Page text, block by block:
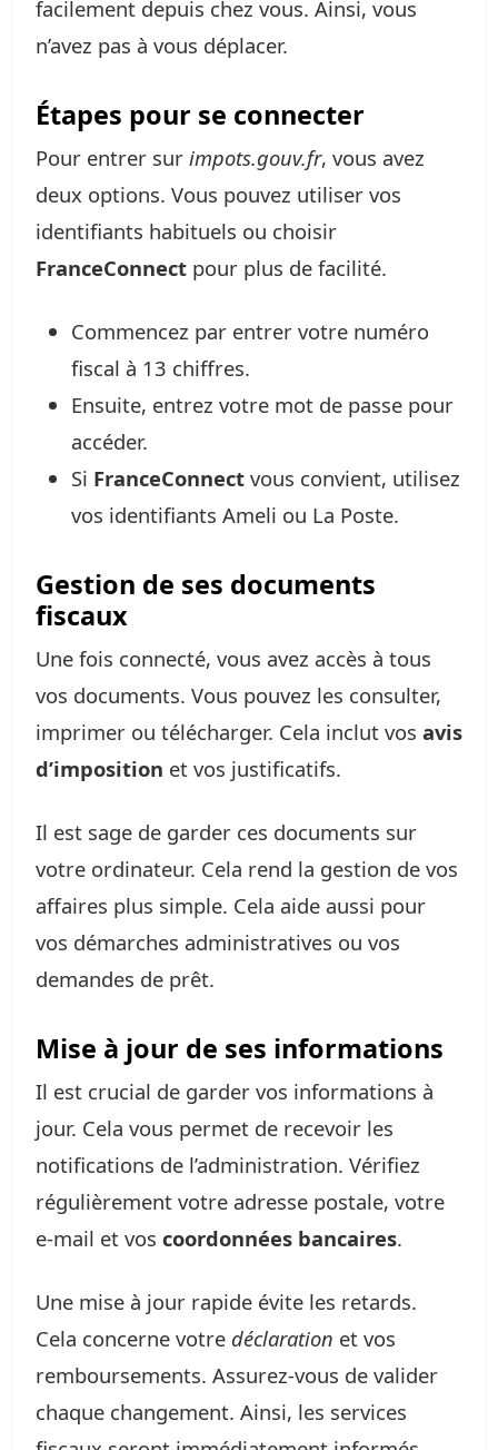
facilement depuis chez vous. Ainsi, vous
n’avez pas à vous déplacer.
Étapes pour se connecter
Pour entrer sur impots.gouv.fr, vous avez
deux options. Vous pouvez utiliser vos
identifiants habituels ou choisir
FranceConnect pour plus de facilité.
Commencez par entrer votre numéro
fiscal à 13 chiffres.
Ensuite, entrez votre mot de passe pour
accéder.
Si FranceConnect vous convient, utilisez
vos identifiants Ameli ou La Poste.
Gestion de ses documents
fiscaux
Une fois connecté, vous avez accès à tous
vos documents. Vous pouvez les consulter,
imprimer ou télécharger. Cela inclut vos avis
d’imposition et vos justificatifs.
Il est sage de garder ces documents sur
votre ordinateur. Cela rend la gestion de vos
affaires plus simple. Cela aide aussi pour
vos démarches administratives ou vos
demandes de prêt.
Mise à jour de ses informations
Il est crucial de garder vos informations à
jour. Cela vous permet de recevoir les
notifications de l’administration. Vérifiez
régulièrement votre adresse postale, votre
e-mail et vos coordonnées bancaires.
Une mise à jour rapide évite les retards.
Cela concerne votre déclaration et vos
remboursements. Assurez-vous de valider
chaque changement. Ainsi, les services